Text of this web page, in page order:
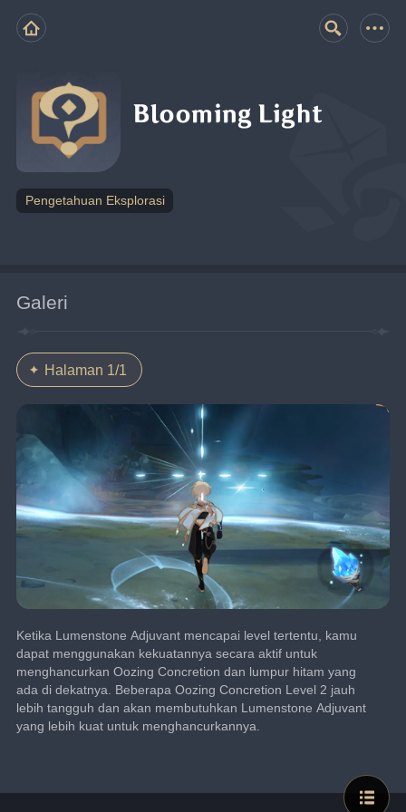
Blooming Light
Pengetahuan Eksplorasi
Galeri
Halaman 1/1
Ketika Lumenstone Adjuvant mencapai level tertentu, kamu
dapat menggunakan kekuatannya secara aktif untuk
menghancurkan Oozing Concretion dan lumpur hitam yang
ada di dekatnya. Beberapa Oozing Concretion Level 2 jauh
lebih tangguh dan akan membutuhkan Lumenstone Adjuvant
yang lebih kuat untuk menghancurkannya.